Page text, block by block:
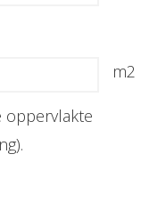
m2
oppervlakte